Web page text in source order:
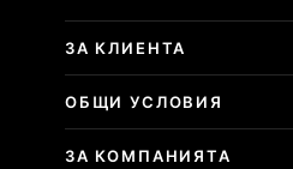
ЗА КЛИЕНТА
ОБЩИ УСЛОВИЯ
ЗА КОМПАНИЯТА